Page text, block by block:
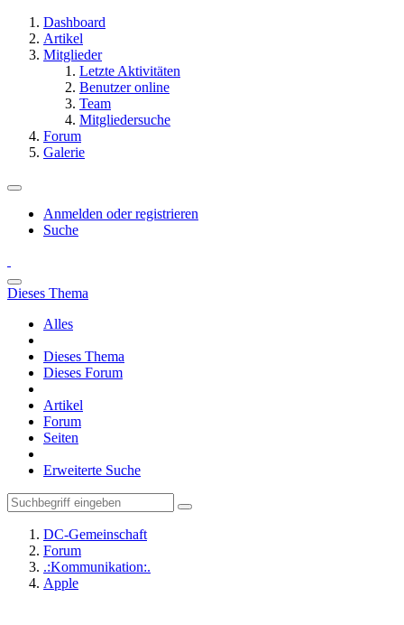
Dashboard
Artikel
Mitglieder
Letzte Aktivitäten
Benutzer online
Team
Mitgliedersuche
Forum
Galerie
Anmelden oder registrieren
Suche
Dieses Thema
Alles
Dieses Thema
Dieses Forum
Artikel
Forum
Seiten
Erweiterte Suche
DC-Gemeinschaft
Forum
.:Kommunikation:.
Apple